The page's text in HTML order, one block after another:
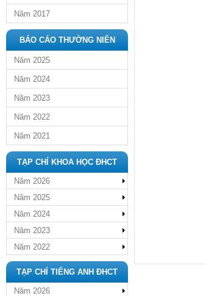
Năm 2017
BÁO CÁO THƯỜNG NIÊN
Năm 2025
Năm 2024
Năm 2023
Năm 2022
Năm 2021
TẠP CHÍ KHOA HỌC ĐHCT
Năm 2026
Năm 2025
Năm 2024
Năm 2023
Năm 2022
TẠP CHÍ TIẾNG ANH ĐHCT
Năm 2026